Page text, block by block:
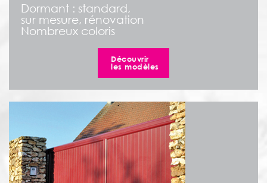
Dormant : standard,
sur mesure, rénovation
Nombreux coloris
Découvrir
les modèles